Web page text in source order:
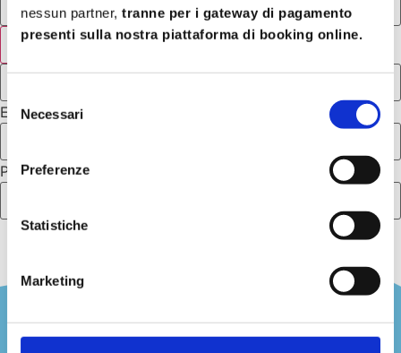
nessun partner, tranne per i gateway di pagamento
presenti sulla nostra piattaforma di booking online.
delNecessari
Preferenze
Statistiche
Marketing
Next Name:
Email:
Phone:
Legal Area